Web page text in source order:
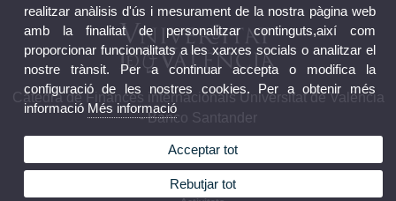
Càtedra de Finances internacionals Universitat de València
- Banco Santander
La Càtedra
realitzar anàlisis d'ús i mesurament de la nostra pàgina web
amb la finalitat de personalitzar continguts,així com
proporcionar funcionalitats a les xarxes socials o analitzar el
nostre trànsit. Per a continuar accepta o modifica la
configuració de les nostres cookies. Per a obtenir més
informació Més informació
Acceptar tot
Rebutjar tot